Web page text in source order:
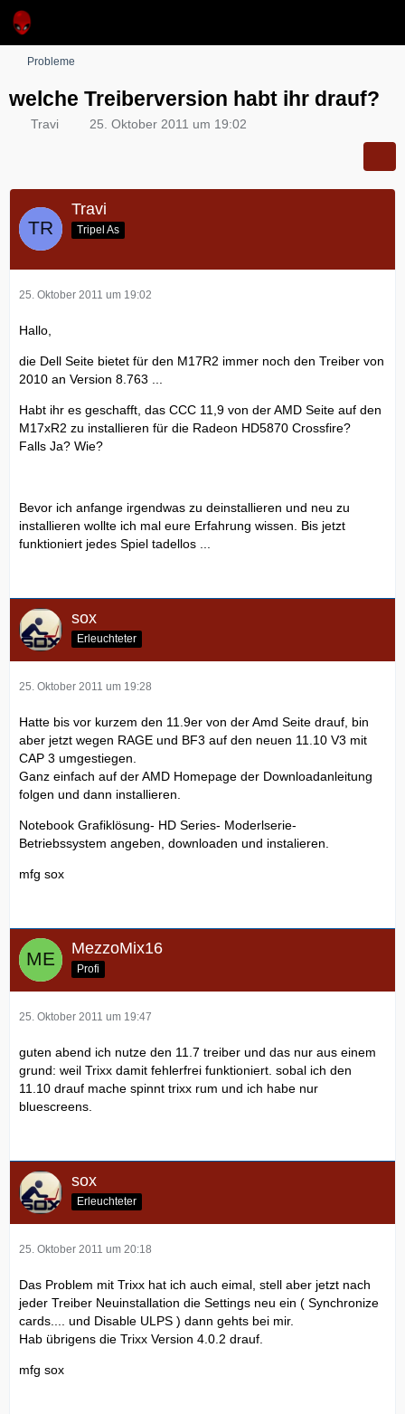
Probleme
welche Treiberversion habt ihr drauf?
Travi 25. Oktober 2011 um 19:02
Travi
Tripel As
25. Oktober 2011 um 19:02
Hallo,
die Dell Seite bietet für den M17R2 immer noch den Treiber von
2010 an Version 8.763 ...
Habt ihr es geschafft, das CCC 11,9 von der AMD Seite auf den
M17xR2 zu installieren für die Radeon HD5870 Crossfire?
Falls Ja? Wie?
Bevor ich anfange irgendwas zu deinstallieren und neu zu
installieren wollte ich mal eure Erfahrung wissen. Bis jetzt
funktioniert jedes Spiel tadellos ...
sox
Erleuchteter
25. Oktober 2011 um 19:28
Hatte bis vor kurzem den 11.9er von der Amd Seite drauf, bin
aber jetzt wegen RAGE und BF3 auf den neuen 11.10 V3 mit
CAP 3 umgestiegen.
Ganz einfach auf der AMD Homepage der Downloadanleitung
folgen und dann installieren.
Notebook Grafiklösung- HD Series- Moderlserie-
Betriebssystem angeben, downloaden und instalieren.
mfg sox
MezzoMix16
Profi
25. Oktober 2011 um 19:47
guten abend ich nutze den 11.7 treiber und das nur aus einem
grund: weil Trixx damit fehlerfrei funktioniert. sobal ich den
11.10 drauf mache spinnt trixx rum und ich habe nur
bluescreens.
sox
Erleuchteter
25. Oktober 2011 um 20:18
Das Problem mit Trixx hat ich auch eimal, stell aber jetzt nach
jeder Treiber Neuinstallation die Settings neu ein ( Synchronize
cards.... und Disable ULPS ) dann gehts bei mir.
Hab übrigens die Trixx Version 4.0.2 drauf.
mfg sox